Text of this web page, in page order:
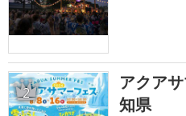
2
アクア
知県